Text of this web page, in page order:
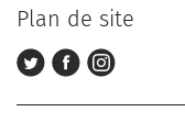
Plan de site